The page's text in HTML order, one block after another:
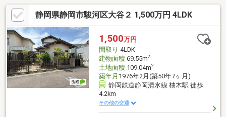
静岡県静岡市駿河区大谷２ 1,500万円 4LDK
1,500万円
間取り 4LDK
建物面積69.55m2
土地面積109.04m2
築年月 1976年2月(築50年7ヶ月)
静岡鉄道静岡清水線 柚木駅 徒歩
4.2km
その他の交通